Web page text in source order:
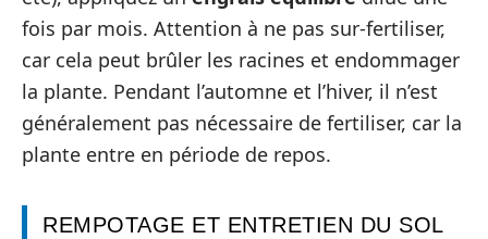
fois par mois. Attention à ne pas sur-fertiliser,
car cela peut brûler les racines et endommager
la plante. Pendant l’automne et l’hiver, il n’est
généralement pas nécessaire de fertiliser, car la
plante entre en période de repos.
REMPOTAGE ET ENTRETIEN DU SOL